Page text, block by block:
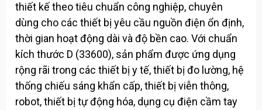
thiết kế theo tiêu chuẩn công nghiệp, chuyên
dùng cho các thiết bị yêu cầu nguồn điện ổn định,
thời gian hoạt động dài và độ bền cao. Với chuẩn
kích thước D (33600), sản phẩm được ứng dụng
rộng rãi trong các thiết bị y tế, thiết bị đo lường, hệ
thống chiếu sáng khẩn cấp, thiết bị viễn thông,
robot, thiết bị tự động hóa, dụng cụ điện cầm tay